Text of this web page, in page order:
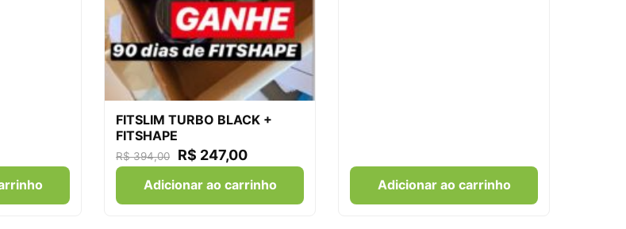
FITSLIM TURBO BLACK +
FITSHAPE
R$394,00 R$ 247,00
Adicionar ao carrinho Adicionar ao carrinho